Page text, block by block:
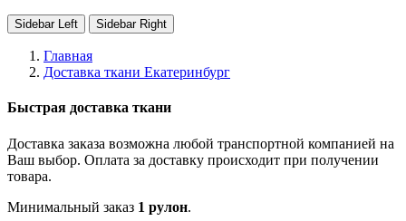
Sidebar Left Sidebar Right
Главная
Доставка ткани Екатеринбург
Быстрая доставка ткани
Доставка заказа возможна любой транспортной компанией на
Ваш выбор. Оплата за доставку происходит при получении
товара.
Минимальный заказ 1 рулон.